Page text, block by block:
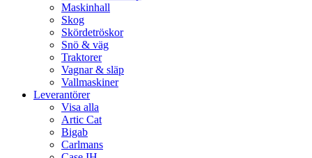
Maskinhall
Skog
Skördetröskor
Snö & väg
Traktorer
Vagnar & släp
Vallmaskiner
Leverantörer
Visa alla
Artic Cat
Bigab
Carlmans